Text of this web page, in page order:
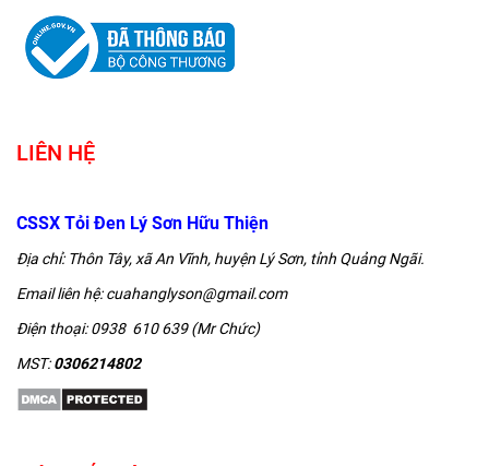
LIÊN HỆ
CSSX Tỏi Đen Lý Sơn Hữu Thiện
Địa chỉ: Thôn Tây, xã An Vĩnh, huyện Lý Sơn, tỉnh Quảng Ngãi.
Email liên hệ: cuahanglyson@gmail.com
Điện thoại: 0938 610 639 (Mr Chức)
MST:0306214802